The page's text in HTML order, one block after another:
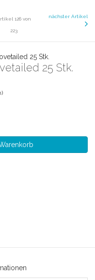
126 von
223
nächster Artikel
25 Stk.